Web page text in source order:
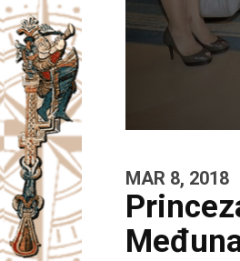
MAR 8, 2018